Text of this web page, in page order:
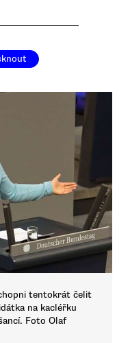
tentokrát čelit
na kacléřku
Foto Olaf